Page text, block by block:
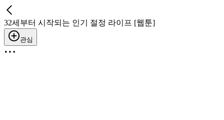
32세부터 시작되는 인기 절정 라이프 [웹툰]
관심